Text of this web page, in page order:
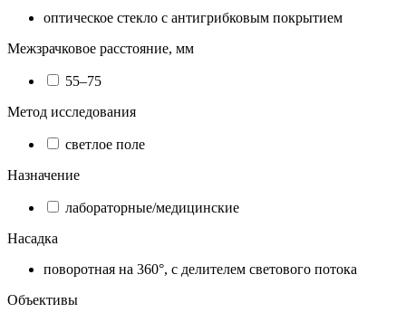
оптическое стекло с антигрибковым покрытием
Межзрачковое расстояние, мм
55–75
Метод исследования
светлое поле
Назначение
лабораторные/медицинские
Насадка
поворотная на 360°, с делителем светового потока
Объективы